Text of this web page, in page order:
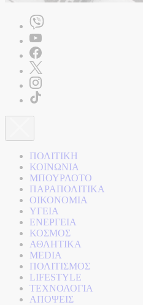
ΠΟΛΙΤΙΚΗ
ΚΟΙΝΩΝΙΑ
ΜΠΟΥΡΛΟΤΟ
ΠΑΡΑΠΟΛΙΤΙΚΑ
ΟΙΚΟΝΟΜΙΑ
ΥΓΕΙΑ
ΕΝΕΡΓΕΙΑ
ΚΟΣΜΟΣ
ΑΘΛΗΤΙΚΑ
MEDIA
ΠΟΛΙΤΙΣΜΟΣ
LIFESTYLE
ΤΕΧΝΟΛΟΓΙΑ
ΑΠΟΨΕΙΣ